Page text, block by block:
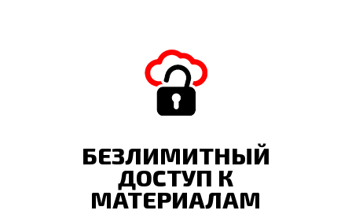
БЕЗЛИМИТНЫЙ
ДОСТУП К
МАТЕРИАЛАМ